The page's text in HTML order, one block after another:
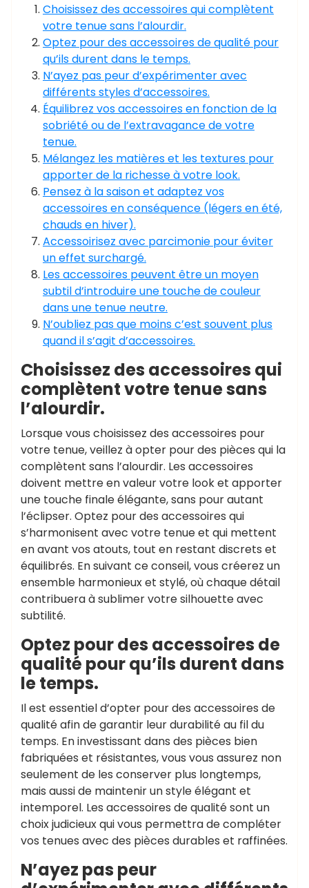
Choisissez des accessoires qui complètent
votre tenue sans l’alourdir.
Optez pour des accessoires de qualité pour
qu’ils durent dans le temps.
N’ayez pas peur d’expérimenter avec
différents styles d’accessoires.
Équilibrez vos accessoires en fonction de la
sobriété ou de l’extravagance de votre
tenue.
Mélangez les matières et les textures pour
apporter de la richesse à votre look.
Pensez à la saison et adaptez vos
accessoires en conséquence (légers en été,
chauds en hiver).
Accessoirisez avec parcimonie pour éviter
un effet surchargé.
Les accessoires peuvent être un moyen
subtil d’introduire une touche de couleur
dans une tenue neutre.
N’oubliez pas que moins c’est souvent plus
quand il s’agit d’accessoires.
Choisissez des accessoires qui
complètent votre tenue sans
l’alourdir.
Lorsque vous choisissez des accessoires pour
votre tenue, veillez à opter pour des pièces qui la
complètent sans l’alourdir. Les accessoires
doivent mettre en valeur votre look et apporter
une touche finale élégante, sans pour autant
l’éclipser. Optez pour des accessoires qui
s’harmonisent avec votre tenue et qui mettent
en avant vos atouts, tout en restant discrets et
équilibrés. En suivant ce conseil, vous créerez un
ensemble harmonieux et stylé, où chaque détail
contribuera à sublimer votre silhouette avec
subtilité.
Optez pour des accessoires de
qualité pour qu’ils durent dans
le temps.
Il est essentiel d’opter pour des accessoires de
qualité afin de garantir leur durabilité au fil du
temps. En investissant dans des pièces bien
fabriquées et résistantes, vous vous assurez non
seulement de les conserver plus longtemps,
mais aussi de maintenir un style élégant et
intemporel. Les accessoires de qualité sont un
choix judicieux qui vous permettra de compléter
vos tenues avec des pièces durables et raffinées.
N’ayez pas peur